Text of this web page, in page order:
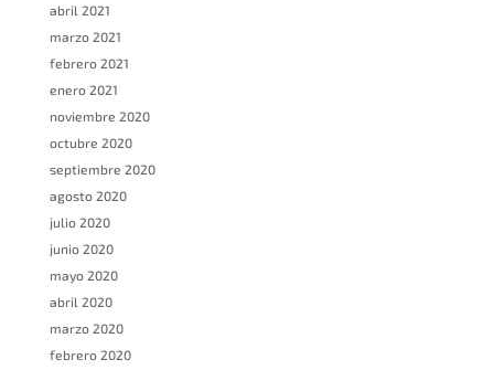
abril 2021
marzo 2021
febrero 2021
enero 2021
noviembre 2020
octubre 2020
septiembre 2020
agosto 2020
julio 2020
junio 2020
mayo 2020
abril 2020
marzo 2020
febrero 2020